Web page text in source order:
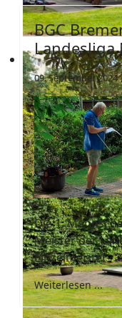
BGC
Landesliga
09. September 2024
Die 1.
Meister der
Einzelmeister
Weiterlesen ...